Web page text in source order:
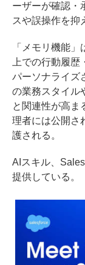
ーザーが確認・
スや誤操作を抑
「メモリ機能
上での行動履
パーソナライズ
の業務スタイル
と関連性が高ま
理者には公開さ
護される。
AIスキル、
提供している。